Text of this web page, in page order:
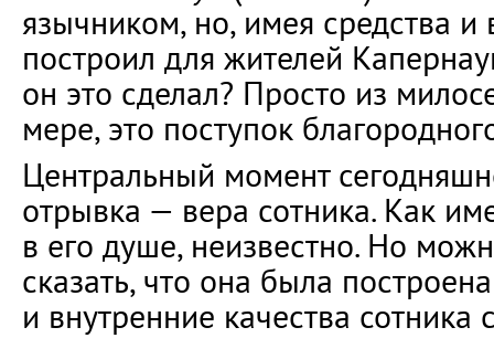
язычником, но, имея средства и
построил для жителей
он это сделал? Просто из
мере, это поступок
Центральный момент
отрывка — вера сотника. Как
в его душе, неизвестно. Но
сказать, что она была
и внутренние качества сотника